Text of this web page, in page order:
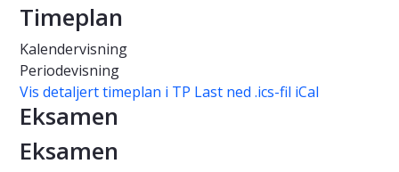
Timeplan
Kalendervisning
Periodevisning
Vis detaljert timeplan i TP Last ned .ics-fil iCal
Eksamen
Eksamen